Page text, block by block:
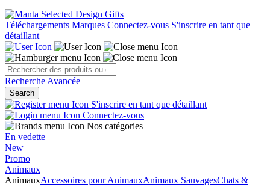
Téléchargements Marques Connectez-vous S'inscrire en tant que
détaillant
Recherche Avancée
Search
S'inscrire en tant que détaillant
Connectez-vous
Nos catégories
En vedette
New
Promo
Animaux
AnimauxAccessoires pour AnimauxAnimaux SauvagesChats &